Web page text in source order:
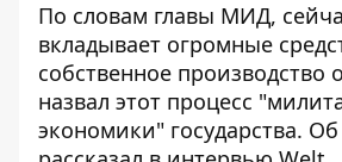
По словам главы МИД,
вкладывает огромные
собственное производство
назвал этот процесс
экономики" государства.